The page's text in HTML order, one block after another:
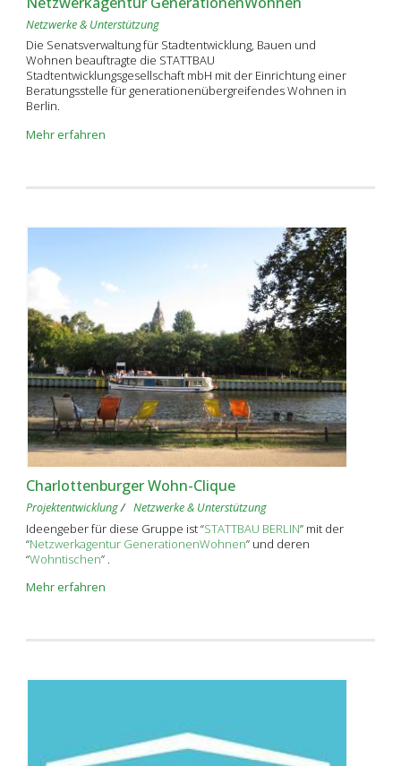
Netzwerke & Unterstützung
Die Senatsverwaltung für Stadtentwicklung, Bauen und
Wohnen beauftragte die STATTBAU
Stadtentwicklungsgesellschaft mbH mit der Einrichtung einer
Beratungsstelle für generationenübergreifendes Wohnen in
Berlin.
Mehr erfahren
Charlottenburger Wohn-Clique
Projektentwicklung Netzwerke & Unterstützung
Ideengeber für diese Gruppe ist “STATTBAU BERLIN” mit der
“Netzwerkagentur GenerationenWohnen” und deren
“Wohntischen” .
Mehr erfahren